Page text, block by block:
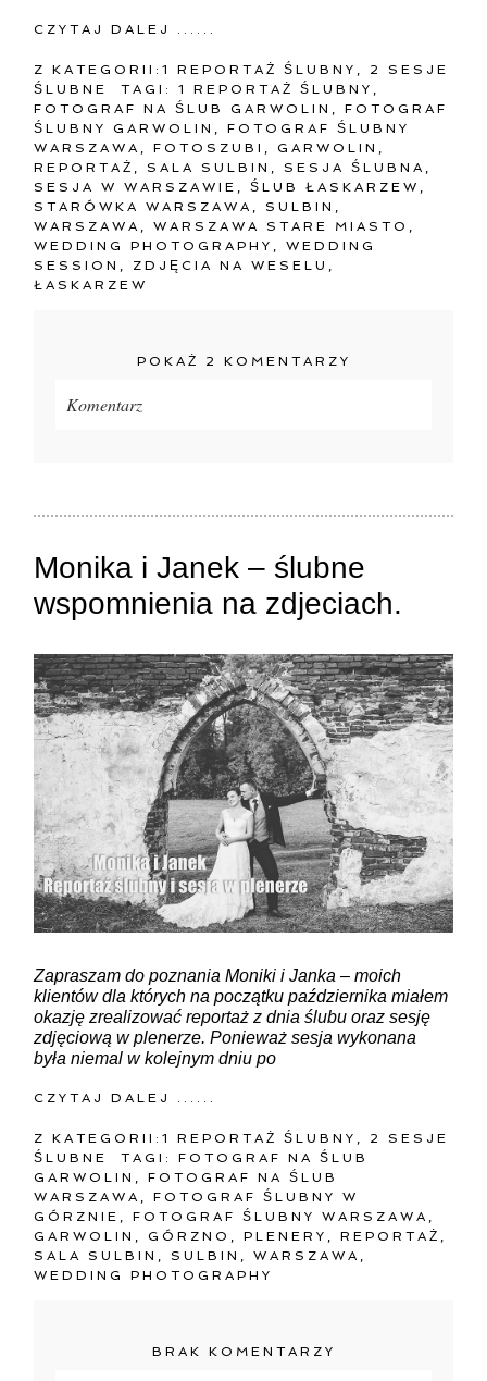
CZYTAJ DALEJ ......
Z KATEGORII:1 REPORTAŻ ŚLUBNY
2 SESJE
ŚLUBNE
TAGI:1 REPORTAŻ ŚLUBNY
FOTOGRAF NA ŚLUB GARWOLIN
,FOTOGRAF
ŚLUBNY GARWOLIN
,FOTOGRAF ŚLUBNY
WARSZAWA
,FOTOSZUBI GARWOLIN
REPORTAŻ
SALA SULBIN SESJA ŚLUBNA
SESJA W WARSZAWIE
,ŚLUB ŁASKARZEW
STARÓWKA WARSZAWA
SULBIN
WARSZAWA
,WARSZAWA STARE MIASTO
WEDDING PHOTOGRAPHY
,WEDDING
SESSION
ZDJĘCIA NA WESELU
ŁASKARZEW
POKAŻ 2 KOMENTARZY
Komentarz
ZAMIEŚĆ KOMENTARZ
Monika i Janek – ślubne
wspomnienia na zdjeciach.
Zapraszam do poznania Moniki i Janka – moich
klientów dla których na początku października miałem
okazję zrealizować reportaż z dnia ślubu oraz sesję
zdjęciową w plenerze. Ponieważ sesja wykonana
była niemal w kolejnym dniu po
CZYTAJ DALEJ ......
Z KATEGORII:1 REPORTAŻ ŚLUBNY
2 SESJE
ŚLUBNE
TAGI:FOTOGRAF NA ŚLUB
GARWOLIN
,FOTOGRAF NA ŚLUB
WARSZAWA
,FOTOGRAF ŚLUBNY W
GÓRZNIE
,FOTOGRAF ŚLUBNY WARSZAWA
GARWOLIN
GÓRZNO ,PLENERY ,REPORTAŻ
SALA SULBIN
SULBIN ,WARSZAWA
WEDDING PHOTOGRAPHY
BRAK KOMENTARZY